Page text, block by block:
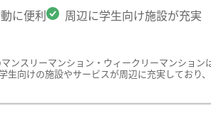
に便利 周辺に学生向け施設が充実
ンスリーマンション・ウィークリーマンション
向けの施設やサービスが周辺に充実しており